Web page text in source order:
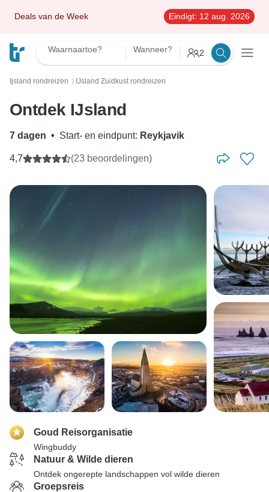
Deals van de Week Eindigt: 12 aug. 2026
Waarnaartoe? Wanneer? 2
Ijsland rondreizen 〉 IJsland Zuidkust rondreizen
Ontdek IJsland
7 dagen • Start- en eindpunt: Reykjavik
4,7 (23 beoordelingen)
Goud Reisorganisatie
Wingbuddy
Natuur & Wilde dieren
Ontdek ongerepte landschappen vol wilde dieren
Groepsreis